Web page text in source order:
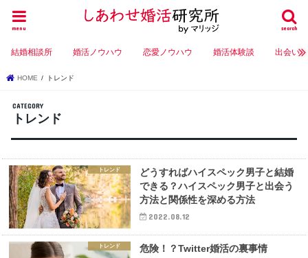
search
menu
結婚相談所 婚活ノウハウ 恋愛ノウハウ 婚活体験談 出会い
HOME トレンド
トレンド
トレンド
どうすればハイスペック男子と結婚
できる？ハイスペック男子と出会う
方法と関係性を深める方法
2022.08.12
トレンド 危険！？Twitter婚活の裏事情